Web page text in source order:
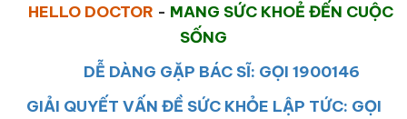
HELLO DOCTOR - MANG SỨC KHOẺ ĐẾN CUỘC
SỐNG
DỄ DÀNG GẶP BÁC SĨ: GỌI 1900146
GIẢI QUYẾT VẤN ĐỀ SỨC KHỎE LẬP TỨC: GỌI